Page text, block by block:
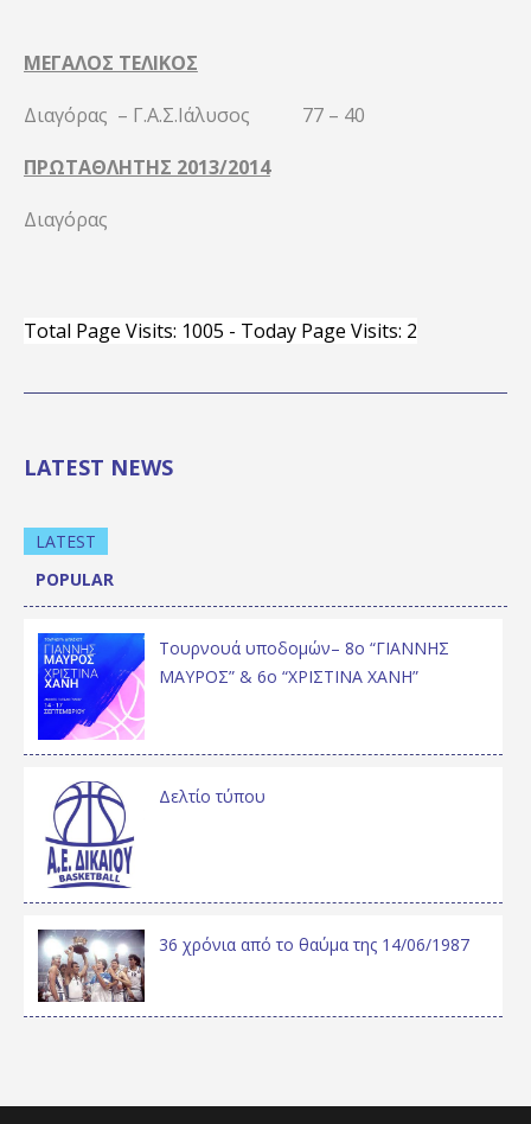
ΜΕΓΑΛΟΣ ΤΕΛΙΚΟΣ
Διαγόρας – Γ.Α.Σ.Ιάλυσος 77 – 40
ΠΡΩΤΑΘΛΗΤΗΣ 2013/2014
Διαγόρας
Total Page Visits: 1005 - Today Page Visits: 2
LATEST NEWS
LATEST
POPULAR
Τουρνουά υποδομών– 8ο “ΓΙΑΝΝΗΣ
ΜΑΥΡΟΣ” & 6ο “ΧΡΙΣΤΙΝΑ ΧΑΝΗ”
Δελτίο τύπου
36 χρόνια από το θαύμα της 14/06/1987